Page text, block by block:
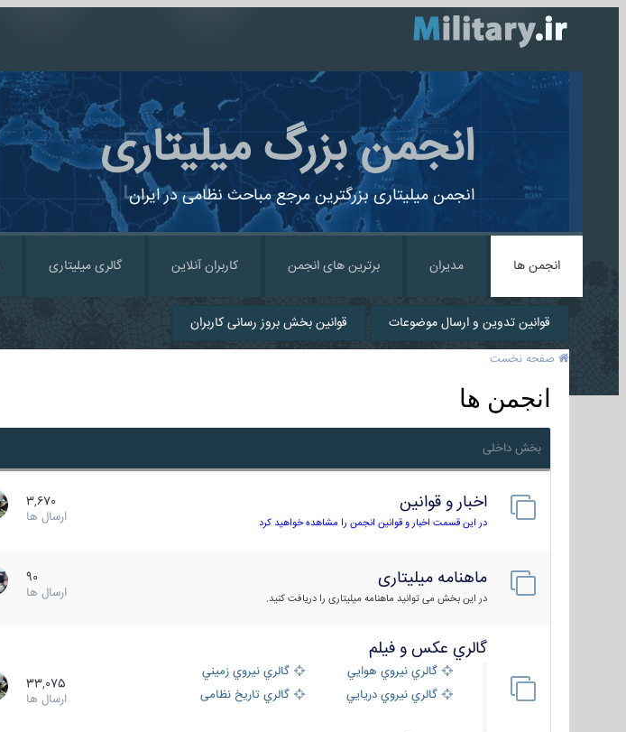
انجمن بزرگ میلیتاری
انجمن میلیتاری بزرگترین مرجع مباحث نظامی در ایران
انجمن ها مدیران برترین های انجمن کاربران آنلاین گالری میلیتاری
قوانین تدوین و ارسال موضوعات قوانین بخش بروز رسانی کاربران
صفحه نخست
انجمن ها
بخش داخلی
اخبار و قوانین
در این قسمت اخبار و قوانین انجمن را مشاهده خواهید کرد
3,670
ارسال ها
ماهنامه میلیتاری
در این بخش می توانید ماهنامه میلیتاری را دریافت کنید.
90
ارسال ها
گالري عكس و فيلم
گالري نيروي هوايي
گالري نيروي زميني
گالري نيروي دريايي
گالري تاریخ نظامی
33,075
ارسال ها